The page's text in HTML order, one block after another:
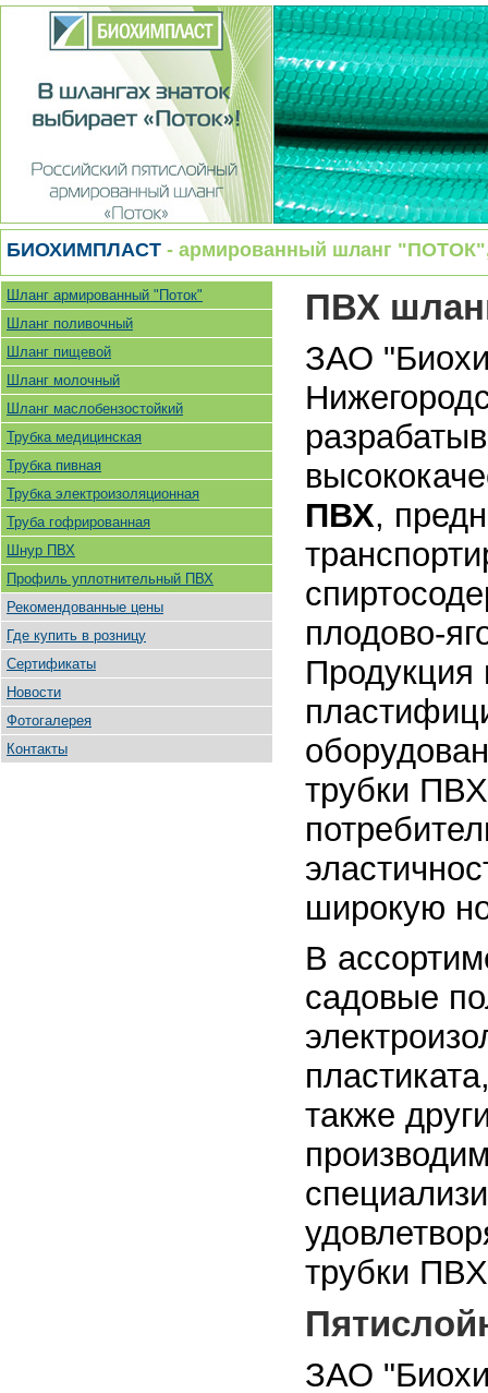
БИОХИМПЛАСТ - армированный шланг
Шланг армированный "Поток"
Шланг поливочный
Шланг пищевой
Шланг молочный
Шланг маслобензостойкий
Трубка медицинская
Трубка пивная
Трубка электроизоляционная
Труба гофрированная
Шнур ПВХ
Профиль уплотнительный ПВХ
Рекомендованные цены
Где купить в розницу
Сертификаты
Новости
Фотогалерея
Контакты
ПВХ
ЗАО
ПВХ,
плодово-
Продукция
трубки
широкую
В
садовые
также
трубки
ЗАО